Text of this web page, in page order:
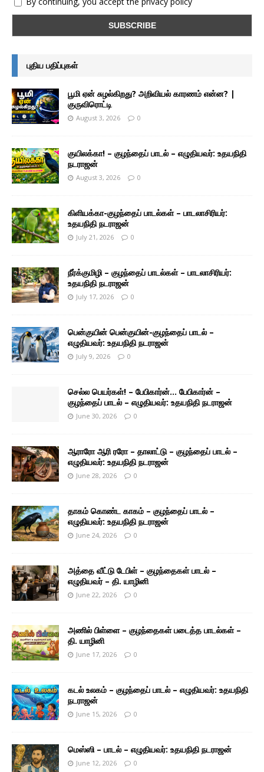
புதிய பதிப்புகள்
பூமி ஏன் சுழல்கிறது? அறிவியல் காரணம் என்ன? |
குருவிரொட்டி
August 3, 2026 0
குயிலக்கா! – குழந்தைப் பாடல் – எழுதியவர்: உதயநிதி
நடராஜன்
August 3, 2026 0
கிளியக்கா-குழந்தைப் பாடல்கள் – பாடலாசிரியர்:
உதயநிதி நடராஜன்
July 21, 2026 0
நீர்க்குமிழி – குழந்தைப் பாடல்கள் – பாடலாசிரியர்:
உதயநிதி நடராஜன்
July 17, 2026 0
பென்குயின் பென்குயின்-குழந்தைப் பாடல் –
எழுதியவர்: உதயநிதி நடராஜன்
July 9, 2026 0
செல்ல பெயர்கள்! – பேபிகார்ன்… பேபிகார்ன் –
குழந்தைப் பாடல் – எழுதியவர்: உதயநிதி நடராஜன்
June 30, 2026 0
ஆராரோ ஆரி ரரோ – தாலாட்டு – குழந்தைப் பாடல் –
எழுதியவர்: உதயநிதி நடராஜன்
June 28, 2026 0
தாகம் கொண்ட காகம் – குழந்தைப் பாடல் –
எழுதியவர்: உதயநிதி நடராஜன்
June 24, 2026 0
அத்தை வீட்டு டேபிள் – குழந்தைகள் பாடல் –
எழுதியவர் – தி. யாழினி
June 22, 2026 0
அணில் பிள்ளை – குழந்தைகள் படைத்த பாடல்கள் –
தி. யாழினி
June 17, 2026 0
கடல் உலகம் – குழந்தைப் பாடல் – எழுதியவர்: உதயநிதி
நடராஜன்
June 15, 2026 0
மெஸ்ஸி – பாடல் – எழுதியவர்: உதயநிதி நடராஜன்
June 12, 2026 0